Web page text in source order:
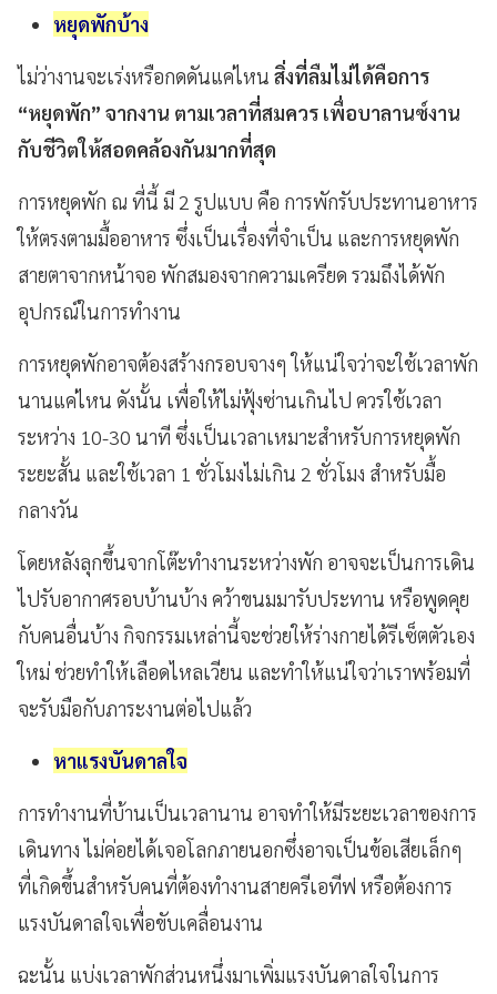
หยุดพักบ้าง
ไม่ว่างานจะเร่งหรือกดดันแค่ไหน สิ่งที่ลืมไม่ได้คือการ
“หยุดพัก” จากงาน ตามเวลาที่สมควร เพื่อบาลานซ์งาน
กับชีวิตให้สอดคล้องกันมากที่สุด
การหยุดพัก ณ ที่นี้ มี 2 รูปแบบ คือ การพักรับประทานอาหาร
ให้ตรงตามมื้ออาหาร ซึ่งเป็นเรื่องที่จำเป็น และการหยุดพัก
สายตาจากหน้าจอ พักสมองจากความเครียด รวมถึงได้พัก
อุปกรณ์ในการทำงาน
การหยุดพักอาจต้องสร้างกรอบจางๆ ให้แน่ใจว่าจะใช้เวลาพัก
นานแค่ไหน ดังนั้น เพื่อให้ไม่ฟุ้งซ่านเกินไป ควรใช้เวลา
ระหว่าง 10-30 นาที ซึ่งเป็นเวลาเหมาะสำหรับการหยุดพัก
ระยะสั้น และใช้เวลา 1 ชั่วโมงไม่เกิน 2 ชั่วโมง สำหรับมื้อ
กลางวัน
โดยหลังลุกขึ้นจากโต๊ะทำงานระหว่างพัก อาจจะเป็นการเดิน
ไปรับอากาศรอบบ้านบ้าง คว้าขนมมารับประทาน หรือพูดคุย
กับคนอื่นบ้าง กิจกรรมเหล่านี้จะช่วยให้ร่างกายได้รีเซ็ตตัวเอง
ใหม่ช่วยทำให้เลือดไหลเวียน และทำให้แน่ใจว่าเราพร้อมที่
จะรับมือกับภาระงานต่อไปแล้ว
หาแรงบันดาลใจ
การทำงานที่บ้านเป็นเวลานาน อาจทำให้มีระยะเวลาของการ
เดินทาง ไม่ค่อยได้เจอโลกภายนอกซึ่งอาจเป็นข้อเสียเล็กๆ
ที่เกิดขึ้นสำหรับคนที่ต้องทำงานสายครีเอทีฟ หรือต้องการ
แรงบันดาลใจเพื่อขับเคลื่อนงาน
ฉะนั้น แบ่งเวลาพักส่วนหนึ่งมาเพิ่มแรงบันดาลใจในการ